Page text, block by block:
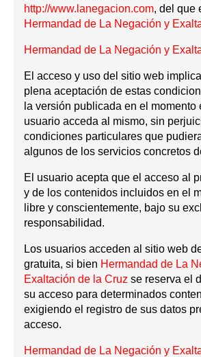
http://www.lanegacion.com, del que
Hermandad de La Negación y
Hermandad de La Negación y
El acceso y uso del sitio web
plena aceptación de estas
la versión publicada en el momento
usuario acceda al mismo, sin
condiciones particulares que
algunos de los servicios concretos
El usuario acepta que el acceso al
y de los contenidos incluidos en el
libre y conscientemente, bajo su
responsabilidad.
Los usuarios acceden al sitio web
gratuita, si bien Hermandad de La
Exaltación de la Cruz se reserva el
su acceso para determinados
exigiendo el registro de sus datos
acceso.
Hermandad de La Negación y